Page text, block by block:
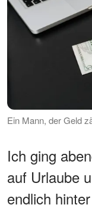
Ein Mann, der Geld
Ich ging
auf Urlaube
endlich